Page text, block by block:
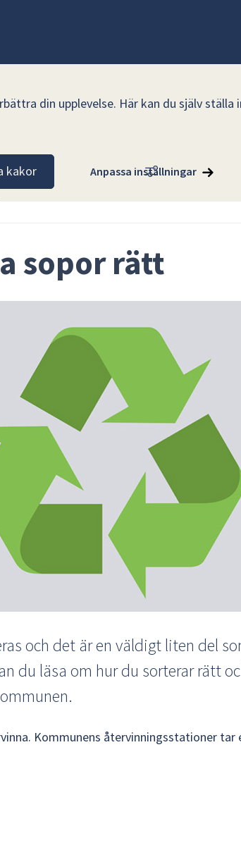
din upplevelse. Här kan du själv ställa
kakor Anpassa inställningar
sopor rätt
och det är en väldigt liten del
du läsa om hur du sorterar rätt
Kommunens återvinningsstationer tar